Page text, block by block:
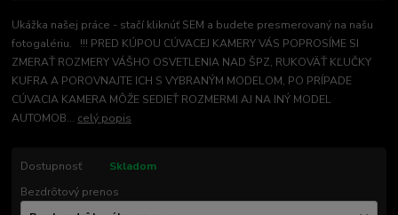
Ukážka našej práce - stačí kliknúť SEM a budete presmerovaný na našu
fotogalériu. !!! PRED KÚPOU CÚVACEJ KAMERY VÁS POPROSÍME SI
ZMERAŤ ROZMERY VÁŠHO OSVETLENIA NAD ŠPZ, RUKOVÄŤ KĽUČKY
KUFRA A POROVNAJTE ICH S VYBRANÝM MODELOM, PO PRÍPADE
CÚVACIA KAMERA MÔŽE SEDIEŤ ROZMERMI AJ NA INÝ MODEL
AUTOMOB... celý popis
Dostupnosť
Skladom
Bezdrôtový prenos